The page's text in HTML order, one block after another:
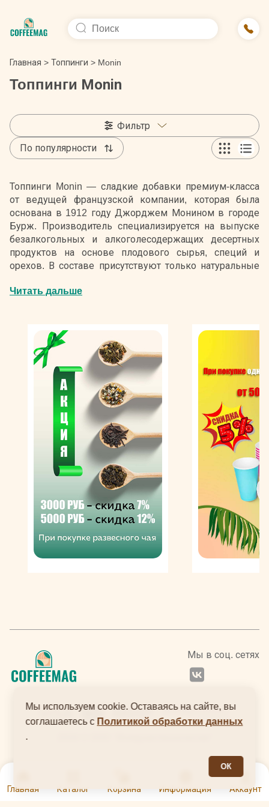
Главная Каталог Корзина Информация Аккаунт
Главная > Топпинги > Monin
Топпинги Monin
Топпинги Monin — сладкие добавки премиум-класса
от ведущей французской компании, которая была
основана в 1912 году Джорджем Монином в городе
Бурж. Производитель специализируется на выпуске
безалкогольных и алкоголесодержащих десертных
продуктов на основе плодового сырья, специй и
орехов. В составе присутствуют только натуральные
Вариации представлены несколькими видами
шоколадных вкусов. Также в продаже Вы найдете
продукт с ароматом карамели. Изготовление
подразумевает использование подсластителя,
очищенной родниковой воды, какао-бобов и других
компонентов, поэтому в букете нет ничего лишнего.
Каждое лакомство имеет густую консистенцию и
гармоничный вкусоаромат с выразительной, но не
приторной сладостью. Дополняют ее ноты темного
или молочного шоколада, разбавленные нюансами
пряностей или сливок.
Топпинги Monin рекомендуется использовать для
украшения выпечки, фруктовых салатов, пудингов.
Стоит отметить, что добавки широко применяются
профессионалами и любителями. Эти ароматные
продукты прекрасно держат форму и способны
преобразить вкус любого блюда. Также они подойдут
естественный консервант — сахар, ведь в составе
Читать дальше
Фильтр
По популярности
Мы в соц. сетях
Мы используем cookie. Оставаясь на сайте, вы
соглашаетесь с Политикой обработки данных
.
ОК